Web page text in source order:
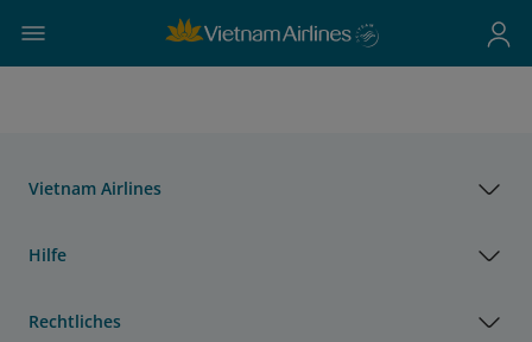
Vietnam Airlines
Hilfe
Rechtliches